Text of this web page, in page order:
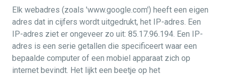
Elk webadres (zoals 'www.google.com') heeft een eigen
adres dat in cijfers wordt uitgedrukt, het IP-adres. Een
IP-adres ziet er ongeveer zo uit: 85.17.96.194. Een IP-
adres is een serie getallen die specificeert waar een
bepaalde computer of een mobiel apparaat zich op
internet bevindt. Het lijkt een beetje op het